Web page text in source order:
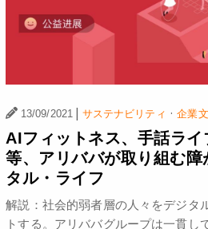
13/09/2021 | サステナビリティ ·企業
AIフィットネス、手話ライ
等、アリババが取り組む障
タル・ライフ
解説：社会的弱者層の人々をデジタ
トする。アリババグループは一貫し